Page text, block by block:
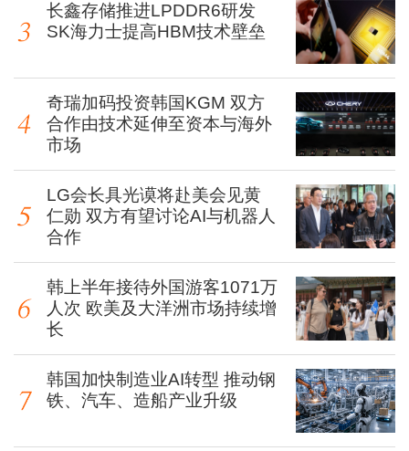
长鑫存储推进LPDDR6研发
SK海力士提高HBM技术壁垒
奇瑞加码投资韩国KGM 双方
合作由技术延伸至资本与海外
市场
LG会长具光谟将赴美会见黄
仁勋 双方有望讨论AI与机器人
合作
韩上半年接待外国游客1071万
人次 欧美及大洋洲市场持续增
长
韩国加快制造业AI转型 推动钢
铁、汽车、造船产业升级